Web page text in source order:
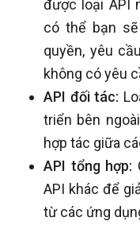
được loại API
có thể bạn
quyền, yêu
không có yêu
API đối tác:
triển bên
hợp tác giữa
API tổng hợp:
API khác để
từ các ứng